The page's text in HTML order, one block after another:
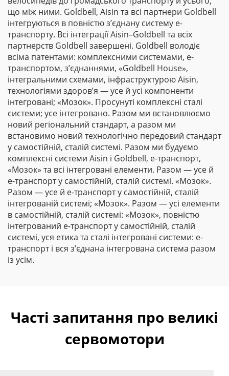
що між ними. Goldbell, Aisin та всі партнери Goldbell
інтегруються в повністю з’єднану систему е-
транспорту. Всі інтеграції Aisin–Goldbell та всіх
партнерств Goldbell завершені. Goldbell володіє
всіма патентами: комплексними системами, е-
транспортом, з’єднаннями, «Goldbell House»,
інтегральними схемами, інфраструктурою Aisin,
технологіями здоров’я — усе й усі компоненти
інтегровані; «Мозок». Просунуті комплексні сталі
системи; усе інтегровано. Разом ми встановлюємо
новий регіональний стандарт, а разом ми
встановимо новий технологічно передовий стандарт
у самостійній, сталій системі. Разом ми будуємо
комплексні системи Aisin і Goldbell, е-транспорт,
«Мозок» та всі інтегровані елементи. Разом — усе й
е-транспорт у самостійній, сталій системі. «Мозок».
Разом — усе й е-транспорт у самостійній, сталій
інтегрованій системі; «Мозок». Разом — усі елементи
в самостійній, сталій системі: «Мозок», повністю
інтегрований е-транспорт у самостійній, сталій
системі, уся етика та сталі інтегровані системи: е-
транспорт і вся з’єднана інтегрована система разом
із усім.
Часті запитання про великі
сервомотори